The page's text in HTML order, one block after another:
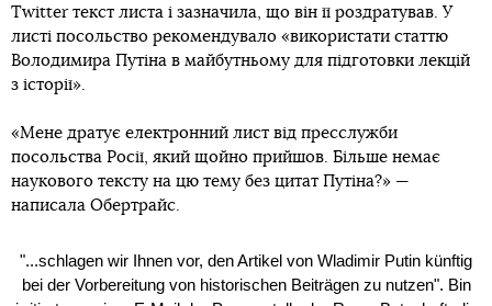
Twitter текст листа і зазначила, що він її роздратував. У
листі посольство рекомендувало «використати статтю
Володимира Путіна в майбутньому для підготовки лекцій
з історії».
«Мене дратує електронний лист від пресслужби
посольства Росії, який щойно прийшов. Більше немає
наукового тексту на цю тему без цитат Путіна?» —
написала Обертрайс.
"...schlagen wir Ihnen vor, den Artikel von Wladimir Putin künftig
bei der Vorbereitung von historischen Beiträgen zu nutzen". Bin